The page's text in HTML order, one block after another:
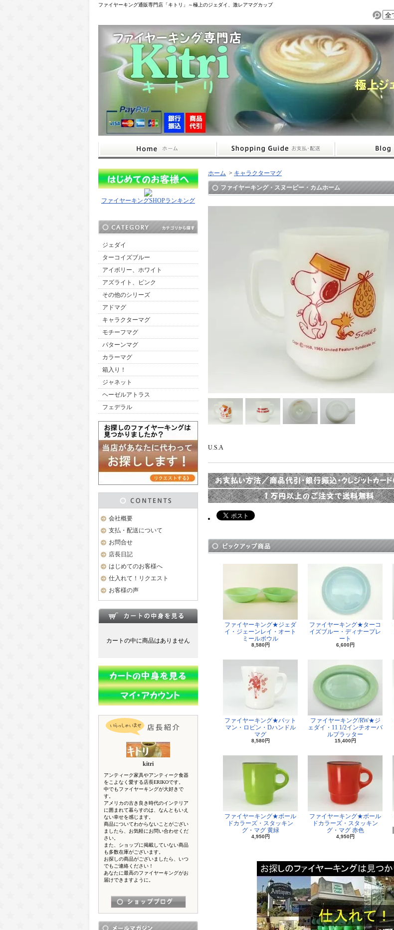
ファイヤーキング通販専門店「キトリ」～極上のジェダイ、激レアマグカップ
ファイヤーキングSHOPランキング
ジェダイ
ターコイズブルー
アイボリー、ホワイト
アズライト、ピンク
その他のシリーズ
アドマグ
キャラクターマグ
モチーフマグ
パターンマグ
カラーマグ
箱入り！
ジャネット
ヘーゼルアトラス
フェデラル
会社概要
支払・配送について
お問合せ
店長日記
はじめてのお客様へ
仕入れて！リクエスト
お客様の声
カートの中に商品はありません
kitri
アンティーク家具やアンティーク食器
をこよなく愛する店長ERIKOです。
中でもファイヤーキングが大好きで
す。
アメリカの古き良き時代のインテリア
に囲まれて暮らすのは、なんともいえ
ない幸せを感じます。
商品についてわからないことがござい
ましたら、お気軽にお問い合わせくだ
さい。
また、ショップに掲載していない商品
も多数在庫がございます。
お探しの商品がございましたら、いつ
でもご連絡ください！
あなたに最高のファイヤーキングがお
届けできますように。
ホーム > キャラクターマグ
ファイヤーキング・スヌーピー・カムホーム
U.S.A
ファイヤーキング★ジェダ
イ・ジェーンレイ・オート
ミールボウル
8,580円
ファイヤーキング★ターコ
イズブルー・ディナープレ
ート
6,600円
ファイヤーキング★バット
マン・ロビン・Dハンドル
マグ
8,580円
ファイヤーキング/RW★ジ
ェダイ・11 1/2インチオーバ
ルプラッター
15,400円
ファイヤーキング★ボール
ドカラーズ・スタッキン
グ・マグ 黄緑
4,950円
ファイヤーキング★ボール
ドカラーズ・スタッキン
グ・マグ 赤色
4,950円